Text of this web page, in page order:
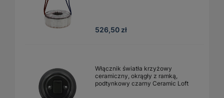
526,50 zł
Włącznik światła krzyżowy
ceramiczny, okrągły z ramką,
podtynkowy czarny Ceramic Loft